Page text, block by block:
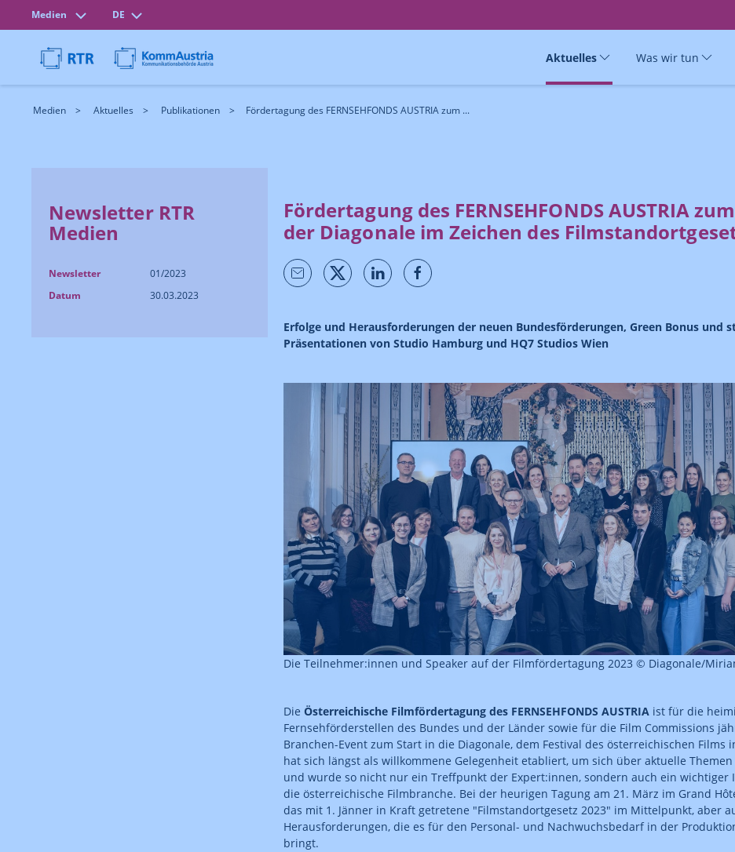
Medien DE
Aktuelles Was wir tun
Medien Aktuelles Publikationen Fördertagung des FERNSEHFONDS AUSTRIA zum ...
Newsletter RTR
Medien
Newsletter
01/2023
Datum
30.03.2023
Fördertagung des FERNSEHFONDS AUSTRIA
der Diagonale im Zeichen des
Erfolge und Herausforderungen der neuen Bundesförderungen, Green Bonus und
Präsentationen von Studio Hamburg und HQ7 Studios Wien
Die Teilnehmer:innen und Speaker auf der Filmfördertagung 2023 © Diagonale/
Die Österreichische Filmfördertagung des FERNSEHFONDS AUSTRIA ist für die
Fernsehförderstellen des Bundes und der Länder sowie für die Film Commissions
Branchen-Event zum Start in die Diagonale, dem Festival des österreichischen Films
hat sich längst als willkommene Gelegenheit etabliert, um sich über aktuelle
und wurde so nicht nur ein Treffpunkt der Expert:innen, sondern auch ein wichtiger
die österreichische Filmbranche. Bei der heurigen Tagung am 21. März im Grand
das mit 1. Jänner in Kraft getretene "Filmstandortgesetz 2023" im Mittelpunkt, aber
Herausforderungen, die es für den Personal- und Nachwuchsbedarf in der
bringt.